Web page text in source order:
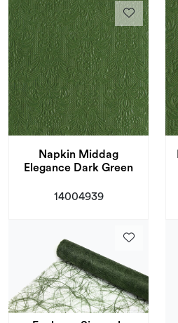
Napkin Middag
Elegance Dark Green
14004939